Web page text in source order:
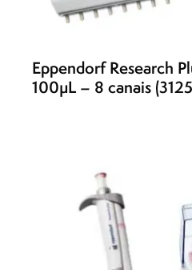
Eppendorf Research
100µL – 8 canais